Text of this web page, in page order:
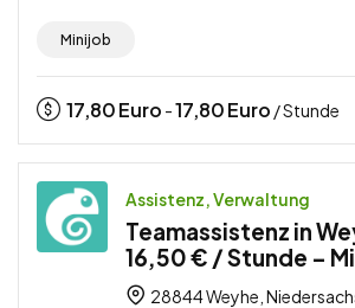
Minijob
17,80Euro -17,80Euro / Stunde
Assistenz, Verwaltung
Teamassistenz in
16,50 € / Stunde –
28844 Weyhe,